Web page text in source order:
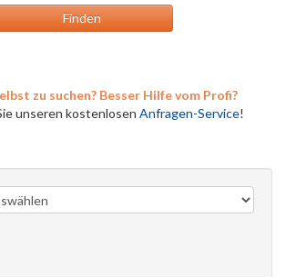
zu suchen? Besser Hilfe vom Profi?
unseren kostenlosen Anfragen-Service!